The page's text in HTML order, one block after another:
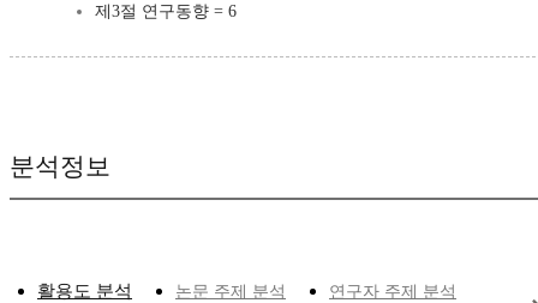
제3절 연구동향 = 6
분석정보
활용도 분석 논문 주제 분석 연구자 주제 분석